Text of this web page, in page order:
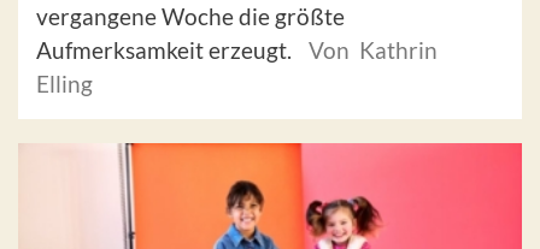
vergangene Woche die größte
Aufmerksamkeit erzeugt.
Von Kathrin
Elling